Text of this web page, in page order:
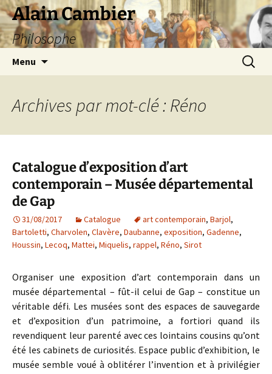
Aller
au
contenu
Alain Cambier
Philosophe
Menu
Archives par mot-clé : Réno
Catalogue d’exposition d’art
contemporain – Musée départemental
de Gap
31/08/2017 Catalogue art contemporain, Barjol,
Bartoletti, Charvolen, Clavère, Daubanne, exposition, Gadenne,
Houssin, Lecoq, Mattei, Miquelis, rappel, Réno, Sirot
Organiser une exposition d’art contemporain dans un
musée départemental – fût-il celui de Gap – constitue un
véritable défi. Les musées sont des espaces de sauvegarde
et d’exposition d’un patrimoine, a fortiori quand ils
revendiquent leur parenté avec ces lointains cousins qu’ont
été les cabinets de curiosités. Espace public d’exhibition, le
musée semble voué à oblitérer l’invention et à privilégier